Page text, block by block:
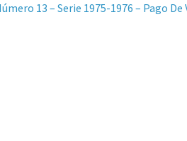
13 – Serie 1975-1976 – Pago De